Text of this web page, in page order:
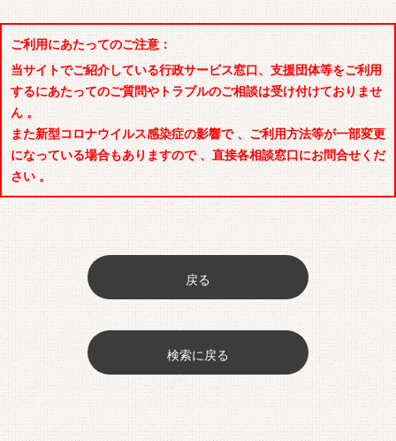
ご利用にあたってのご注意：
当サイトでご紹介している行政サービス窓口、支援団体等をご利用
するにあたってのご質問やトラブルのご相談は受け付けておりませ
ん 。
また新型コロナウイルス感染症の影響で 、ご利用方法等が一部変更
になっている場合もありますので 、直接各相談窓口にお問合せくだ
さい 。
戻る
検索に戻る